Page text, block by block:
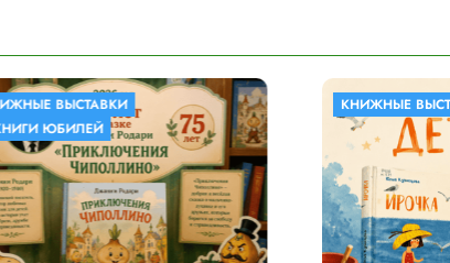
КНИЖНЫЕ ВЫСТАВКИ